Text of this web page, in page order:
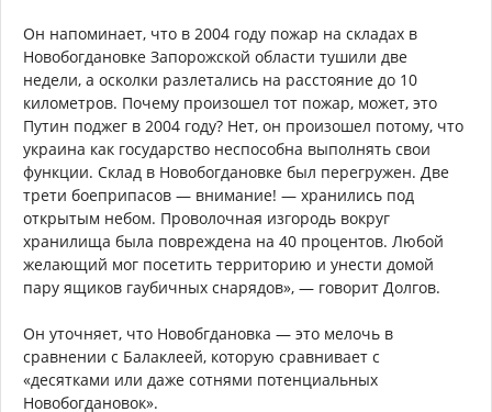
Он напоминает, что в 2004 году пожар на складах в
Новобогдановке Запорожской области тушили две
недели, а осколки разлетались на расстояние до 10
километров. Почему произошел тот пожар, может, это
Путин поджег в 2004 году? Нет, он произошел потому, что
украина как государство неспособна выполнять свои
функции. Склад в Новобогдановке был перегружен. Две
трети боеприпасов — внимание! — хранились под
открытым небом. Проволочная изгородь вокруг
хранилища была повреждена на 40 процентов. Любой
желающий мог посетить территорию и унести домой
пару ящиков гаубичных снарядов», — говорит Долгов.
Он уточняет, что Новобгдановка — это мелочь в
сравнении с Балаклеей, которую сравнивает с
«десятками или даже сотнями потенциальных
Новобогдановок».